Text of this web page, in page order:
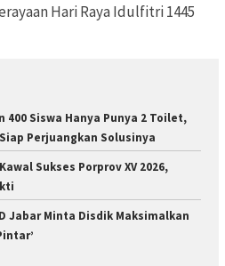
Hari Raya Idulfitri 1445
400 Siswa Hanya Punya 2 Toilet,
Perjuangkan Solusinya
Sukses Porprov XV 2026,
Jabar Minta Disdik Maksimalkan